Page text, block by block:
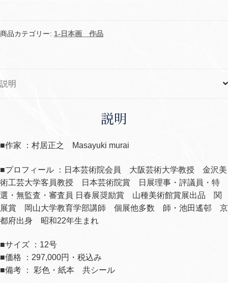
商品カテゴリー: 1-日本画 作品
説明
説明
■作家 ：村居正之 Masayuki murai
■プロフィール ：日本芸術院会員 大阪芸術大学教授 金沢美
術工芸大学客員教授 日本芸術院賞 日展理事・評議員・特
選・無監査・審査員 日春展奨励賞 山種美術館賞展出品 関
展賞 岡山大学教育学部講師 個展他多数 師・池田遙邨 京
都府出身 昭和22年生まれ
■サイズ ：12号
■価格 ：297,000円・税込み
■備考 ： 彩色・紙本 共シール